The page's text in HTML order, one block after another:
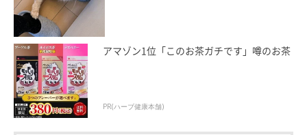
ごはんの時間が楽しいにゃ！
アマゾン1位「このお茶ガチです」噂のお茶
PR(ハーブ健康本舗)